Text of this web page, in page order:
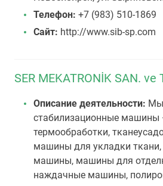
Телефон: +7 (983) 510-1869
Сайт: http://www.sib-sp.com
SER MEKATRONİK SAN. ve
Описание деятельности: Мы
стабилизационные
термообработки,
машины для укладки ткани,
машины, машины для
наждачные машины,